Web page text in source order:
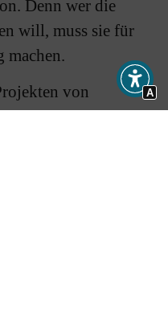
Denn wer die
will, muss sie für
machen.
von
Bei neuen
A